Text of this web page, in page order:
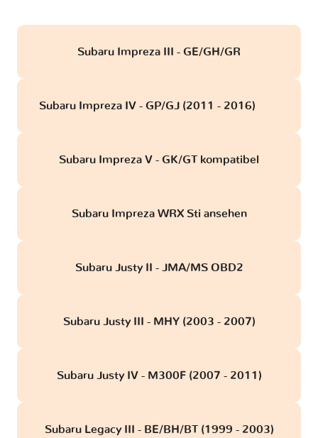
Subaru Impreza III - GE/GH/GR
Subaru Impreza IV - GP/GJ (2011 - 2016)
Subaru Impreza V - GK/GT kompatibel
Subaru Impreza WRX Sti ansehen
Subaru Justy II - JMA/MS OBD2
Subaru Justy III - MHY (2003 - 2007)
Subaru Justy IV - M300F (2007 - 2011)
Subaru Legacy III - BE/BH/BT (1999 - 2003)